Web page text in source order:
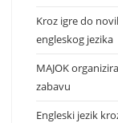
Kroz igre do
engleskog jezika
MAJOK
zabavu
Engleski jezik